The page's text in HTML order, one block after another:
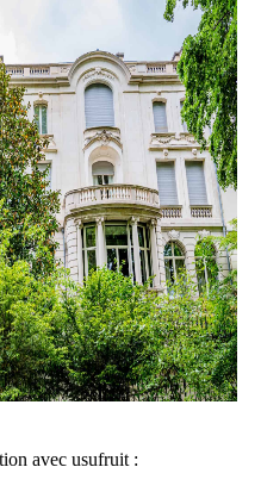
avec usufruit :